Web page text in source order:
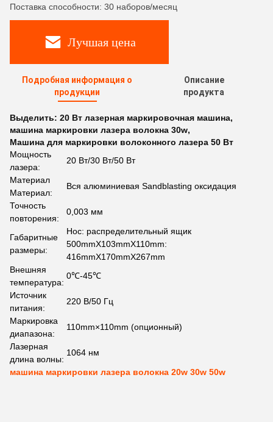
Поставка способности: 30 наборов/месяц
Лучшая цена
Подробная информация о
продукции
Описание
продукта
Выделить: 20 Вт лазерная маркировочная машина,
машина маркировки лазера волокна 30w,
Машина для маркировки волоконного лазера 50 Вт
Мощность
лазера:
20 Вт/30 Вт/50 Вт
Материал
Материал:
Вся алюминиевая Sandblasting оксидация
Точность
повторения:
0,003 мм
Габаритные
размеры:
Нос: распределительный ящик
500mmX103mmX110mm:
416mmX170mmX267mm
Внешняя
температура:
0℃-45℃
Источник
питания:
220 В/50 Гц
Маркировка
диапазона:
110mm×110mm (опционный)
Лазерная
длина волны:
1064 нм
машина маркировки лазера волокна 20w 30w 50w